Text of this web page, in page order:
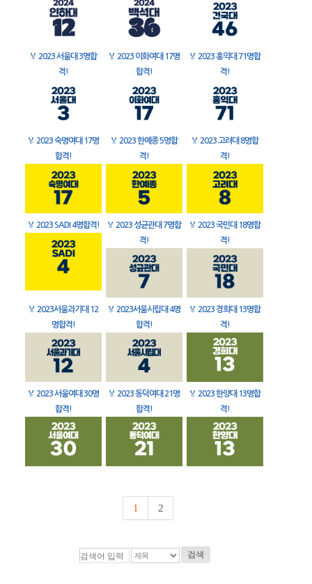
🏅 2023 서울대 3명합
격!
🏅 2023 이화여대 17명
합격!
🏅 2023 홍익대 71명합
격!
🏅 2023 숙명여대 17명
합격!
🏅 2023 한예종 5명합
격!
🏅 2023 고려대 8명합
격!
🏅 2023 SADI 4명합격! 🏅 2023 성균관대 7명합
격!
🏅 2023 국민대 18명합
격!
🏅 2023서울과기대 12
명합격!
🏅 2023서울시립대 4명
합격!
🏅 2023 경희대 13명합
격!
🏅 2023 서울여대 30명
합격!
🏅 2023 동덕여대 21명
합격!
🏅 2023 한양대 13명합
격!
1 2
검색